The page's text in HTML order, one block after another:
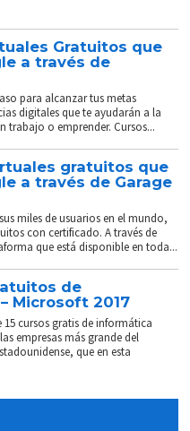
Gratuitos que
a través de
para alcanzar tus metas
digitales que te ayudarán a la
trabajo o emprender. Cursos...
gratuitos que
a través de Garage
miles de usuarios en el mundo,
con certificado. A través de
que está disponible en toda...
de
Microsoft 2017
cursos gratis de informática
empresas más grande del
que en esta